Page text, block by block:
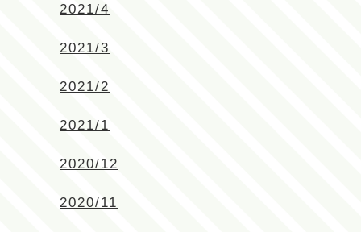
2021/4
2021/3
2021/2
2021/1
2020/12
2020/11